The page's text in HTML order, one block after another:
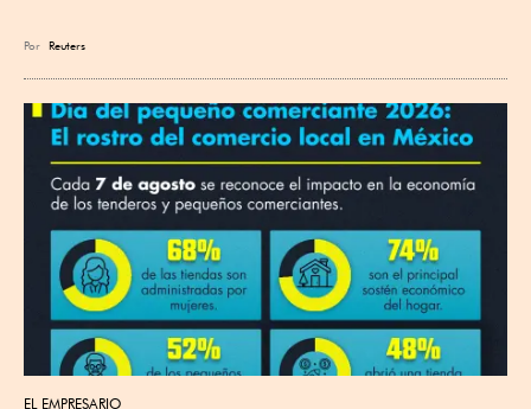
Por Reuters
EL EMPRESARIO